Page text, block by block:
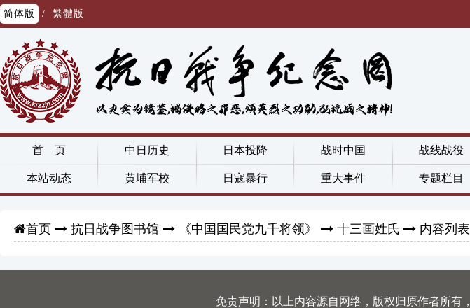
简体版 / 繁體版
首 页 中日历史 日本投降 战时中国 战线战役
本站动态 黄埔军校 日寇暴行 重大事件 专题栏目
首页 抗日战争图书馆 《中国国民党九千将领》 十三画姓氏 内容列表
免责声明：以上内容源自网络，版权归原作者所有